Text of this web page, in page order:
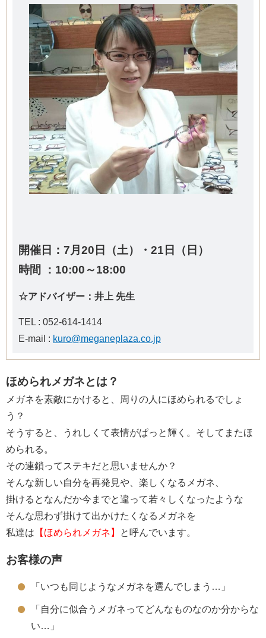
開催日：7月20日（土）・21日（日）
時間 ：10:00～18:00
☆アドバイザー：井上 先生
TEL : 052-614-1414
E-mail : kuro@meganeplaza.co.jp
ほめられメガネとは？
メガネを素敵にかけると、周りの人にほめられるでしょ
う？
そうすると、うれしくて表情がぱっと輝く。そしてまたほ
められる。
その連鎖ってステキだと思いませんか？
そんな新しい自分を再発見や、楽しくなるメガネ、
掛けるとなんだか今までと違って若々しくなったような
そんな思わず掛けて出かけたくなるメガネを
私達は 【ほめられメガネ】 と呼んでいます。
お客様の声
「いつも同じようなメガネを選んでしまう…」
「自分に似合うメガネってどんなものなのか分からな
い…」